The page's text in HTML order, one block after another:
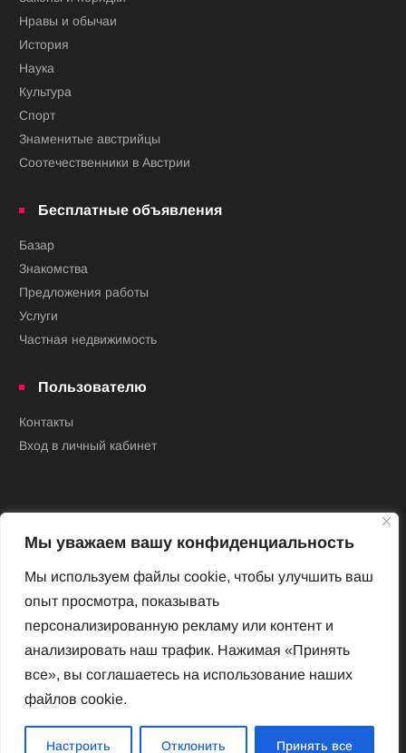
Мы уважаем вашу конфиденциальность
Мы используем файлы cookie, чтобы улучшить ваш
опыт просмотра, показывать
персонализированную рекламу или контент и
анализировать наш трафик. Нажимая «Принять
все», вы соглашаетесь на использование наших
файлов cookie.
Настроить Отклонить Принять все
Нравы и обычаи
История
Наука
Культура
Спорт
Знаменитые австрийцы
Соотечественники в Австрии
Бесплатные объявления
Базар
Знакомства
Предложения работы
Услуги
Частная недвижимость
Пользователю
Контакты
Вход в личный кабинет
Новый Венский журнал
Архив номеров
Impressum
Новый Венский журнал